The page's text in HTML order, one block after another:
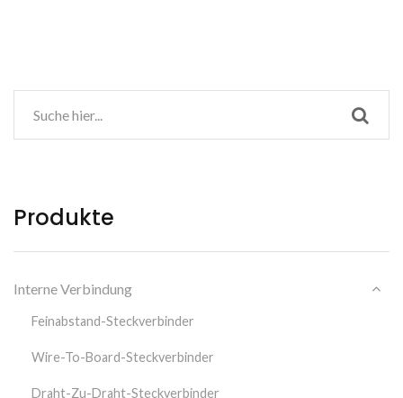
Produkte
Interne Verbindung
Feinabstand-Steckverbinder
Wire-To-Board-Steckverbinder
Draht-Zu-Draht-Steckverbinder